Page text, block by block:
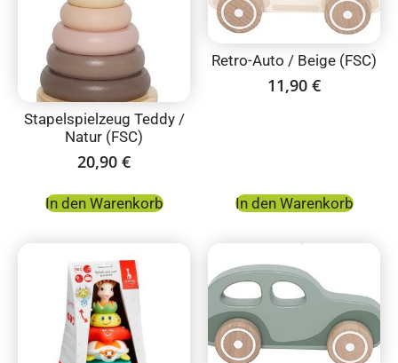
Stapelspielzeug Teddy /
Natur (FSC)
20,90 €
In den Warenkorb
Retro-Auto / Beige (FSC)
11,90 €
In den Warenkorb